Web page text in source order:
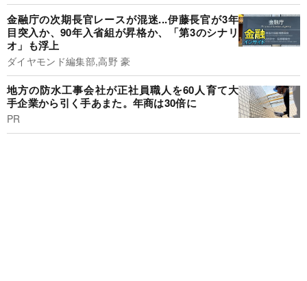
金融庁の次期長官レースが混迷...伊藤長官が3年
目突入か、90年入省組が昇格か、「第3のシナリ
オ」も浮上
ダイヤモンド編集部,高野 豪
地方の防水工事会社が正社員職人を60人育て大
手企業から引く手あまた。年商は30倍に
PR